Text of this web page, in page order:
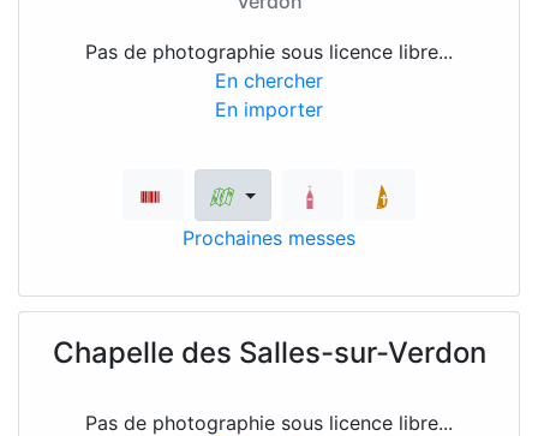
Pas de photographie sous licence libre...
En chercher
En importer
Prochaines messes
Chapelle des Salles-sur-Verdon
Pas de photographie sous licence libre...